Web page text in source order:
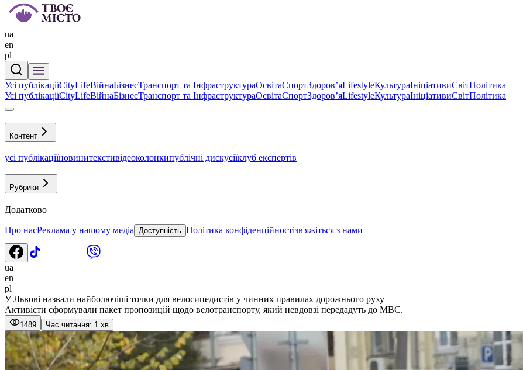
ua
en
pl
Усі публікаціїCityLifeВійнаБізнесТранспорт та ІнфраструктураОсвітаСпортЗдоровʼяLifestyleКультураІніціативиСвітПолітика
Усі публікаціїCityLifeВійнаБізнесТранспорт та ІнфраструктураОсвітаСпортЗдоровʼяLifestyleКультураІніціативиСвітПолітика
Контент
усі публікаціїновинитекстивідеоколонкипублічні дискусіїклуб експертів
Рубрики
Додатково
Про насРеклама у нашому медіа Доступність Політика конфіденційностізв'яжіться з нами
ua
en
pl
У Львові назвали найболючіші точки для велосипедистів у чинних правилах дорожнього руху
Активісти сформували пакет пропозицій щодо велотранспорту, який невдовзі передадуть до МВС.
1489 Час читання: 1 хв